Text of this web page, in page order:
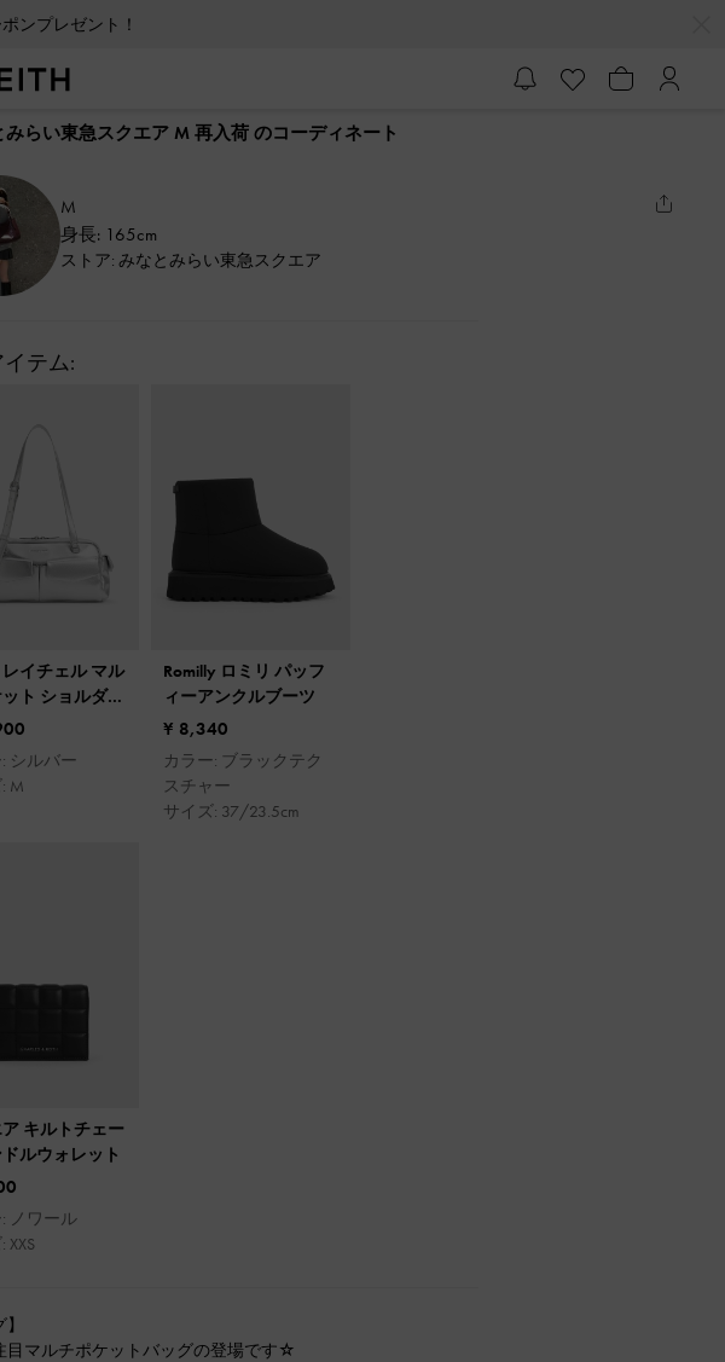
ンプレゼント！
みらい東急スクエア M 再入荷 のコーディネート
M
身長: 165cm
ストア: みなとみらい東急スクエア
テム:
レイチェル マル
ト ショルダー
シルバー
M
Romilly ロミリ パッフ
ィーアンクルブーツ
¥ 8,340
カラー: ブラックテク
スチャー
サイズ: 37/23.5cm
キルトチェー
ルウォレット
ノワール
XXS
目マルチポケットバッグの登場です☆